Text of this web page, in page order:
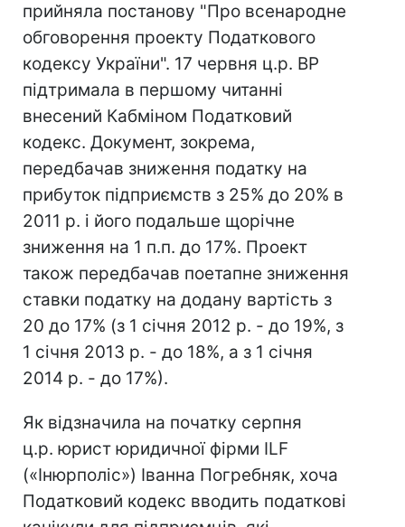
прийняла постанову "Про всенародне
обговорення проекту Податкового
кодексу України". 17 червня ц.р. ВР
підтримала в першому читанні
внесений Кабміном Податковий
кодекс. Документ, зокрема,
передбачав зниження податку на
прибуток підприємств з 25% до 20% в
2011 р. і його подальше щорічне
зниження на 1 п.п. до 17%. Проект
також передбачав поетапне зниження
ставки податку на додану вартість з
20 до 17% (з 1 січня 2012 р. - до 19%, з
1 січня 2013 р. - до 18%, а з 1 січня
2014 р. - до 17%).
Як відзначила на початку серпня
ц.р. юрист юридичної фірми ILF
(«Інюрполіс») Іванна Погребняк, хоча
Податковий кодекс вводить податкові